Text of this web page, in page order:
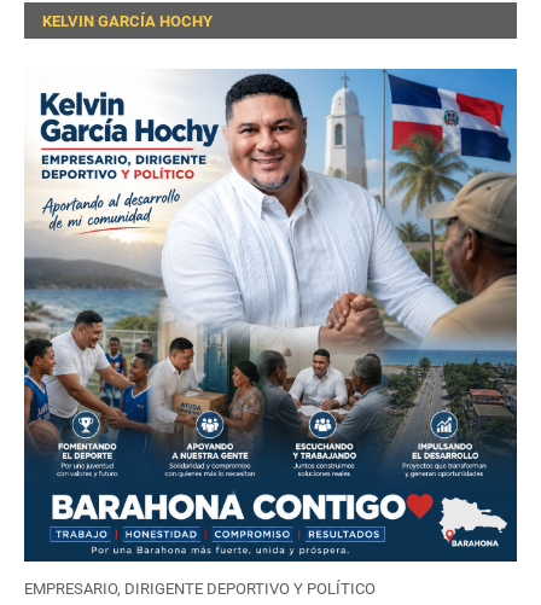
KELVIN GARCÍA HOCHY
EMPRESARIO, DIRIGENTE DEPORTIVO Y POLÍTICO